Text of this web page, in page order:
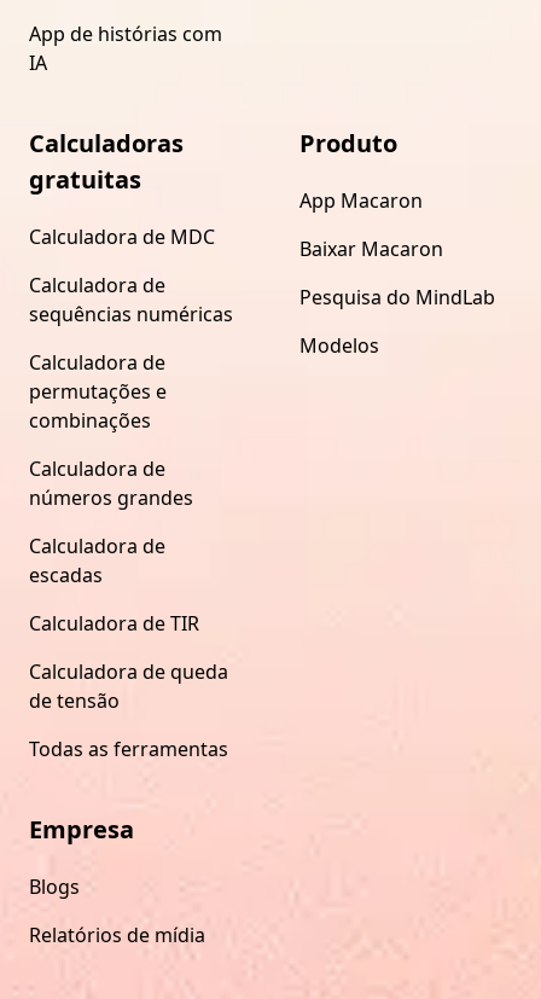
App de histórias com
IA
Calculadoras
gratuitas
Calculadora de MDC
Calculadora de
sequências numéricas
Calculadora de
permutações e
combinações
Calculadora de
números grandes
Calculadora de
escadas
Calculadora de TIR
Calculadora de queda
de tensão
Todas as ferramentas
Produto
App Macaron
Baixar Macaron
Pesquisa do MindLab
Modelos
Empresa
Blogs
Relatórios de mídia